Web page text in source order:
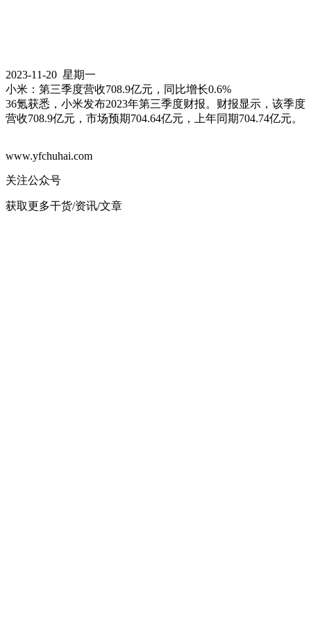
2023-11-20 星期一
小米：第三季度营收708.9亿元，同比增长0.6%
36氪获悉，小米发布2023年第三季度财报。财报显示，该季度
营收708.9亿元，市场预期704.64亿元，上年同期704.74亿元。
www.yfchuhai.com
关注公众号
获取更多干货/资讯/文章